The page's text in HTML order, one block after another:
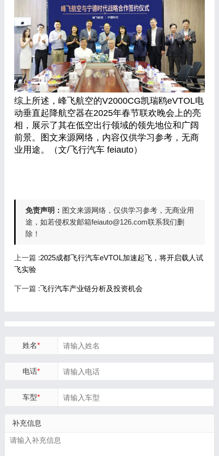
综上所述，峰飞航空的V2000CG凯瑞鸥eVTOL电
动垂直起降航空器在2025年春节联欢晚会上的亮
相，展示了其在低空出行领域的领先地位和广阔
前景。图文来源网络，内容仅供学习参考，无商
业用途。（文/飞行汽车 feiauto）
免责声明： 图文来源网络，仅供学习参考，无商业用
途，如若侵权发邮箱feiauto@126.com联系我们删
除！
上一篇 :2025成都飞行汽车eVTOL加速起飞，将开启载人试
飞实验
下一篇 :飞行汽车产业链分析及投资机会
姓名*
电话*
车型*
补充信息